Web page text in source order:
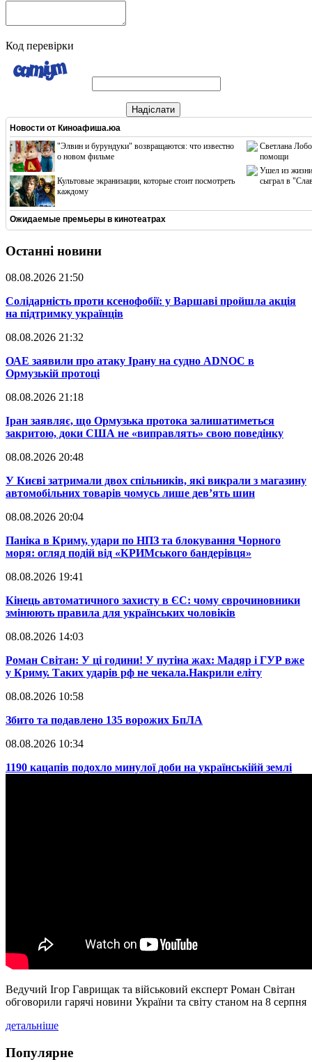
Код перевірки
Надіслати
Новости от Киноафиша.юа
"Элвин и бурундуки" возвращаются: что известно
о новом фильме
Культовые экранизации, которые стоит посмотреть
каждому
Светлана
помощи
Ушел из жизни
сыграл в
Ожидаемые премьеры в кинотеатрах
Останні новини
08.08.2026 21:50
​Солідарність проти ксенофобії: у Варшаві пройшла акція
на підтримку українців
08.08.2026 21:32
​ОАЕ заявили про атаку Ірану на судно ADNOC в
Ормузькій протоці
08.08.2026 21:18
​Іран заявляє, що Ормузька протока залишатиметься
закритою, доки США не «виправлять» свою поведінку
08.08.2026 20:48
​У Києві затримали двох спільників, які викрали з магазину
автомобільних товарів чомусь лише дев’ять шин
08.08.2026 20:04
Паніка в Криму, удари по НПЗ та блокування Чорного
моря: огляд подій від «КРИМського бандерівця»
08.08.2026 19:41
​Кінець автоматичного захисту в ЄС: чому єврочиновники
змінюють правила для українських чоловіків
08.08.2026 14:03
​Роман Світан: У ці години! У путіна жах: Мадяр і ГУР вже
у Криму. Таких ударів рф не чекала.Накрили еліту
08.08.2026 10:58
​Збито та подавлено 135 ворожих БпЛА
08.08.2026 10:34
​1190 кацапів подохло минулої доби на українськійй землі
Ведучий Ігор Гаврищак та військовий експерт Роман Світан
обговорили гарячі новини України та світу станом на 8 серпня
детальніше
Популярне